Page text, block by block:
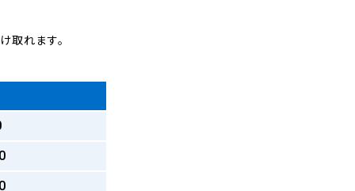
取れます。